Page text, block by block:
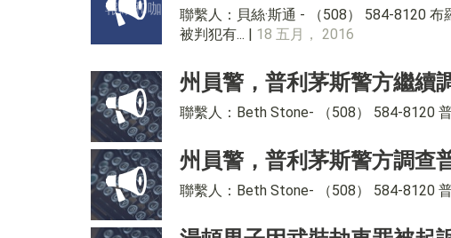
聯繫人：貝絲·斯通 - （508） 584-8120
被判犯有... | 18 五月， 2016
州員警，普利茅斯警方繼續
聯繫人：Beth Stone- （508） 584-8120
州員警，普利茅斯警方調查
聯繫人：Beth Stone- （508） 584-8120